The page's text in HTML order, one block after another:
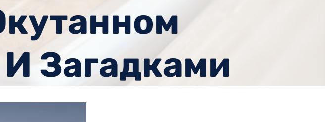
Загадками